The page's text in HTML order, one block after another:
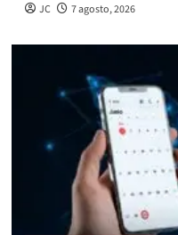
JC 7 agosto, 2026